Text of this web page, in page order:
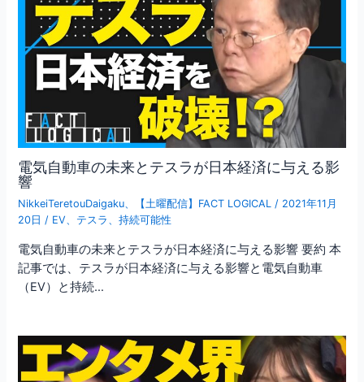
電気自動車の未来とテスラが日本経済に与える影
響
NikkeiTeretouDaigaku、 【土曜配信】FACT LOGICAL / 2021年11月
20日 / EV、 テスラ 、持続可能性
電気自動車の未来とテスラが日本経済に与える影響 要約 本
記事では、テスラが日本経済に与える影響と電気自動車
（EV）と持続…